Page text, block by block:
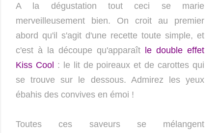
A la dégustation tout ceci se marie
merveilleusement bien. On croit au premier
abord qu'il s'agit d'une recette toute simple, et
c'est à la découpe qu'apparaît le double effet
Kiss Cool : le lit de poireaux et de carottes qui
se trouve sur le dessous. Admirez les yeux
ébahis des convives en émoi !
Toutes ces saveurs se mélangent